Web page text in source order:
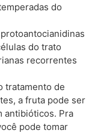
do
do trato
recorrentes
tratamento de
a fruta pode ser
antibióticos. Pra
pode tomar